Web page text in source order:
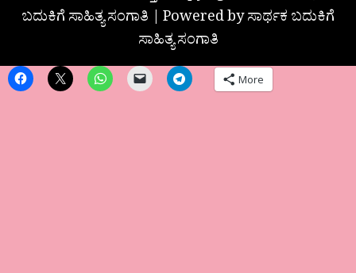
ಬದುಕಿಗೆ ಸಾಹಿತ್ಯ ಸಂಗಾತಿ | Powered by ಸಾರ್ಥಕ ಬದುಕಿಗೆ
ಸಾಹಿತ್ಯ ಸಂಗಾತಿ
More